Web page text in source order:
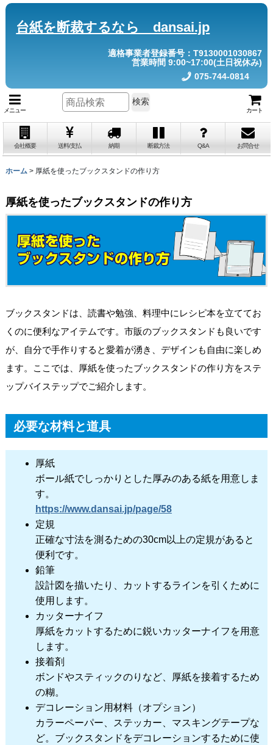
台紙を断裁するなら dansai.jp
適格事業者登録番号：T9130001030867
営業時間 9:00~17:00(土日祝休み)
075-744-0814
メニュー カート
検索
会社概要 送料/支払 納期 断裁方法 Q&A お問合せ
ホーム > 厚紙を使ったブックスタンドの作り方
厚紙を使ったブックスタンドの作り方
ブックスタンドは、読書や勉強、料理中にレシピ本を立ててお
くのに便利なアイテムです。市販のブックスタンドも良いです
が、自分で手作りすると愛着が湧き、デザインも自由に楽しめ
ます。ここでは、厚紙を使ったブックスタンドの作り方をステ
ップバイステップでご紹介します。
必要な材料と道具
厚紙
ボール紙でしっかりとした厚みのある紙を用意しま
す。
https://www.dansai.jp/page/58
定規
正確な寸法を測るための30cm以上の定規があると
便利です。
鉛筆
設計図を描いたり、カットするラインを引くために
使用します。
カッターナイフ
厚紙をカットするために鋭いカッターナイフを用意
します。
接着剤
ボンドやスティックのりなど、厚紙を接着するため
の糊。
デコレーション用材料（オプション）
カラーペーパー、ステッカー、マスキングテープな
ど。ブックスタンドをデコレーションするために使